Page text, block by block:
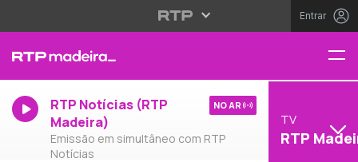
Entrar
RTP Notícias (RTP
Madeira)
Emissão em simultâneo com RTP
Notícias
NO AR
TV
RTP